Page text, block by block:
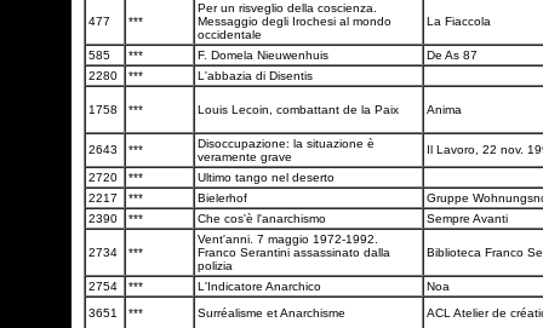
477 ***
Per un risveglio della coscienza.
Messaggio degli Irochesi al mondo
occidentale
La Fiaccola
585 *** F. Domela Nieuwenhuis
De As 87
2280
*** L'abbazia di Disentis
1758 *** Louis Lecoin, combattant de la Paix Anima
2643 ***
Disoccupazione: la situazione è
veramente grave
Il Lavoro, 22 nov.
2720 ***
Ultimo tango nel deserto
2217
*** Bielerhof
Gruppe
2390
*** Che cos'è l'anarchismo Sempre Avanti
2734 ***
Vent'anni. 7 maggio 1972-1992.
Franco Serantini assassinato dalla
polizia
Biblioteca Franco
2754 *** L'Indicatore Anarchico
Noa
3651
*** Surréalisme et Anarchisme ACL Atelier de